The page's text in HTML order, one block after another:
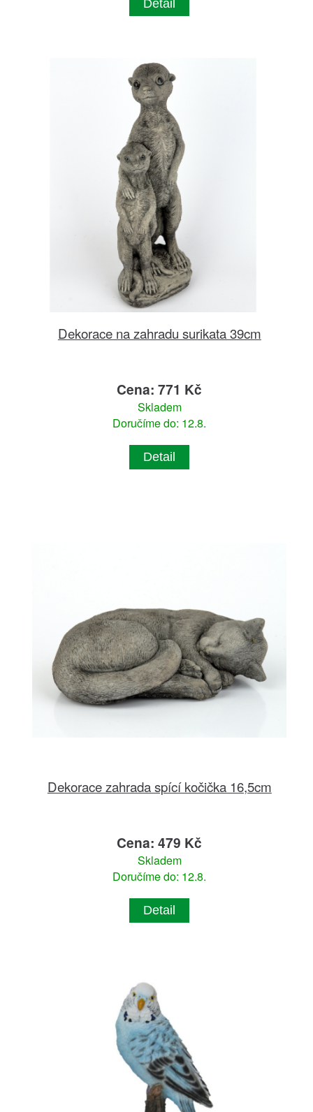
Detail
Dekorace na zahradu surikata 39cm
Cena: 771 Kč
Skladem
Doručíme do: 12.8.
Detail
Dekorace zahrada spící kočička 16,5cm
Cena: 479 Kč
Skladem
Doručíme do: 12.8.
Detail